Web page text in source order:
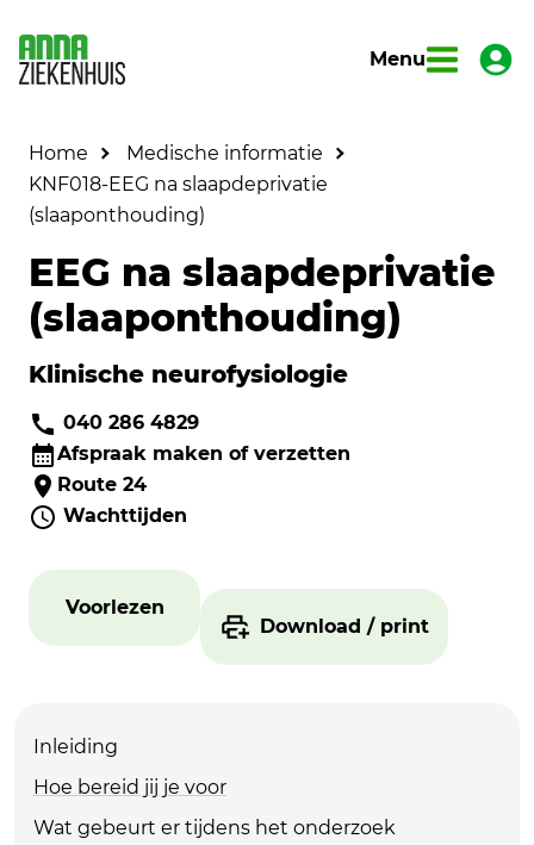
Menu
Home
Medische informatie
KNF018-EEG na slaapdeprivatie
(slaaponthouding)
EEG na slaapdeprivatie
(slaaponthouding)
Klinische neurofysiologie
040 286 4829
Afspraak maken of verzetten
Route 24
Wachttijden
Voorlezen
Download / print
Inleiding
Hoe bereid jij je voor
Wat gebeurt er tijdens het onderzoek